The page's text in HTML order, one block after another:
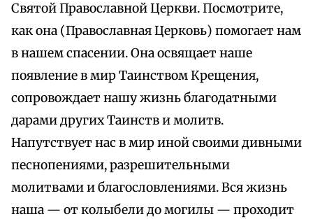
Святой Православной Церкви. Посмотрите,
как она (Православная Церковь) помогает нам
в нашем спасении. Она освящает наше
появление в мир Таинством Крещения,
сопровождает нашу жизнь благодатными
дарами других Таинств и молитв.
Напутствует нас в мир иной своими дивными
песнопениями, разрешительными
молитвами и благословлениями. Вся жизнь
наша — от колыбели до могилы — проходит